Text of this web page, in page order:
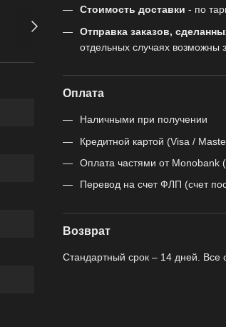
Стоимость доставки - по
Отправка заказов,
отдельных случаях возможны
Оплата
Наличными при получении
Кредитной картой (Visa /
Оплата частями от Monobank
Перевод на счет ФЛП (счет
Возврат
Стандартный срок – 14 дней. Все